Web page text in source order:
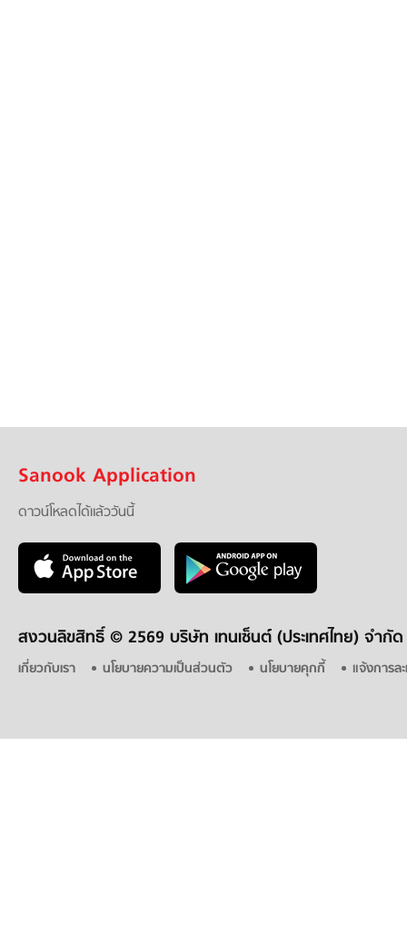
Sanook Application
ดาวน์โหลดได้แล้ววันนี้
สงวนลิขสิทธิ์ © 2569 บริษัท เทนเซ็นต์ (ประเทศไทย) จำกัด
เกี่ยวกับเรา นโยบายความเป็นส่วนตัว นโยบายคุกกี้ แจ้งการล